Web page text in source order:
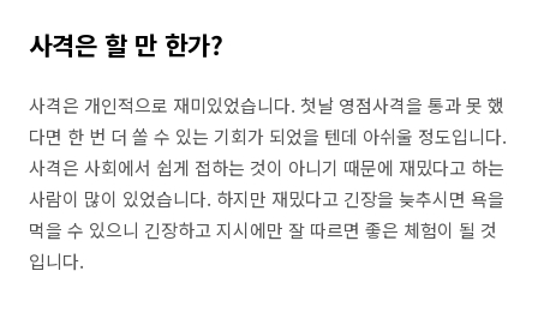
사격은 할 만 한가?
사격은 개인적으로 재미있었습니다. 첫날 영점사격을 통과 못 했
다면 한 번 더 쏠 수 있는 기회가 되었을 텐데 아쉬울 정도입니다.
사격은 사회에서 쉽게 접하는 것이 아니기 때문에 재밌다고 하는
사람이 많이 있었습니다. 하지만 재밌다고 긴장을 늦추시면 욕을
먹을 수 있으니 긴장하고 지시에만 잘 따르면 좋은 체험이 될 것
입니다.